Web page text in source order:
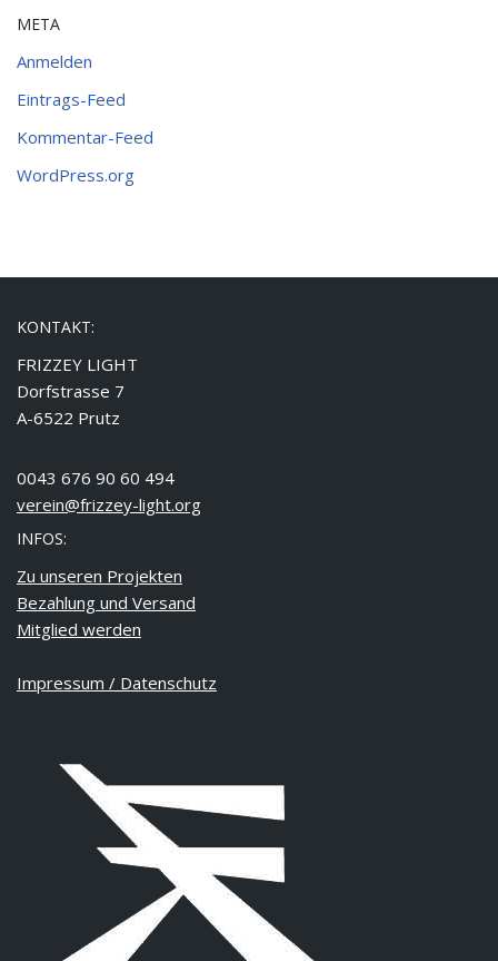
META
Anmelden
Eintrags-Feed
Kommentar-Feed
WordPress.org
KONTAKT:
FRIZZEY LIGHT
Dorfstrasse 7
A-6522 Prutz
0043 676 90 60 494
verein@frizzey-light.org
INFOS:
Zu unseren Projekten
Bezahlung und Versand
Mitglied werden
Impressum / Datenschutz